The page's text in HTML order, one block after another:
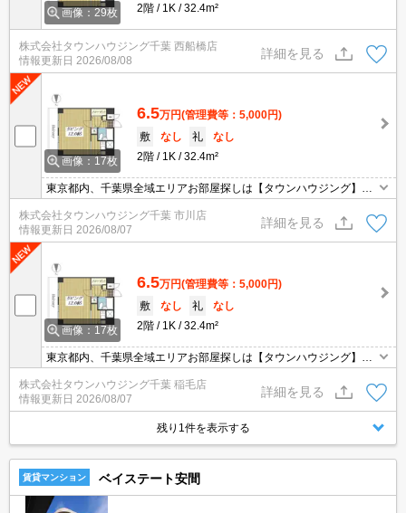
画像：29枚
2階
1K 32.4m²
株式会社タウンハウジング千葉 西船橋店
情報更新日 2026/08/08
詳細を見る
画像：17枚
6.5万円(管理費等：5,000円)
敷
なし 礼
なし
2階
1K 32.4m²
東京都内、千葉県全域エリアお部屋探しは【タウンハウジング】に
お任せください！オンラインでご相談・ご見学・ご契約お手続きも
ご対応可能です。
株式会社タウンハウジング千葉 市川店
情報更新日 2026/08/07
詳細を見る
画像：17枚
6.5万円(管理費等：5,000円)
敷
なし 礼
なし
2階
1K 32.4m²
東京都内、千葉県全域エリアお部屋探しは【タウンハウジング】に
お任せください！オンラインでご相談・ご見学・ご契約お手続きも
ご対応可能です。
株式会社タウンハウジング千葉 稲毛店
情報更新日 2026/08/07
詳細を見る
残り1件を表示する
賃貸マンション ベイステート安間